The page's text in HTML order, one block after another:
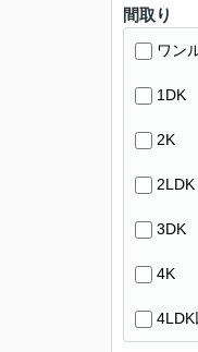
間取り
ワン
1DK
2K
2LDK
3DK
4K
4LDK